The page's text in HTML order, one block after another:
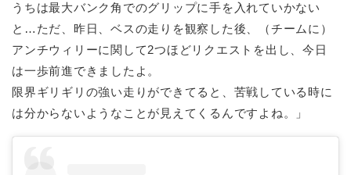
うちは最大バンク角でのグリップに手を入れていかない
と…ただ、昨日、ベスの走りを観察した後、（チームに）
アンチウィリーに関して2つほどリクエストを出し、今日
は一歩前進できましたよ。
限界ギリギリの強い走りができてると、苦戦している時に
は分からないようなことが見えてくるんですよね。」